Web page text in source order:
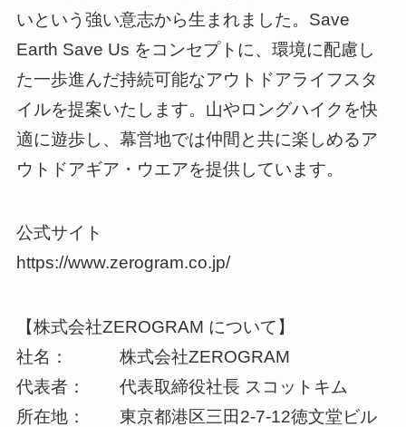
いという強い意志から生まれました。Save
Earth Save Us をコンセプトに、環境に配慮し
た一歩進んだ持続可能なアウトドアライフスタ
イルを提案いたします。山やロングハイクを快
適に遊歩し、幕営地では仲間と共に楽しめるア
ウトドアギア・ウエアを提供しています。
公式サイト
https://www.zerogram.co.jp/
【株式会社ZEROGRAM について】
社名： 株式会社ZEROGRAM
代表者： 代表取締役社長 スコットキム
所在地： 東京都港区三田2-7-12徳文堂ビル